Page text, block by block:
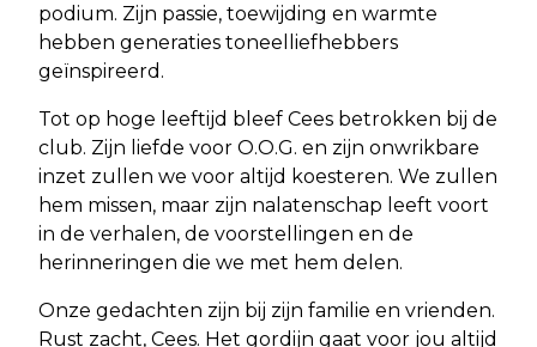
podium. Zijn passie, toewijding en warmte
hebben generaties toneelliefhebbers
geïnspireerd.
Tot op hoge leeftijd bleef Cees betrokken bij de
club. Zijn liefde voor O.O.G. en zijn onwrikbare
inzet zullen we voor altijd koesteren. We zullen
hem missen, maar zijn nalatenschap leeft voort
in de verhalen, de voorstellingen en de
herinneringen die we met hem delen.
Onze gedachten zijn bij zijn familie en vrienden.
Rust zacht, Cees. Het gordijn gaat voor jou altijd